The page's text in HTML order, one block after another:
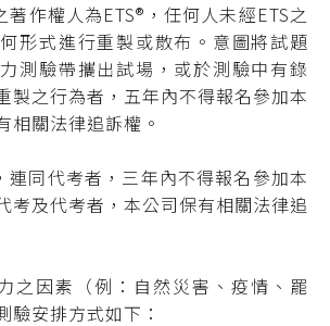
作權人為ETS®，任何人未經ETS之
形式進行重製或散布。意圖將試題
測驗帶攜出試場，或於測驗中有錄
製之行為者，五年內不得報名參加本
相關法律追訴權。
連同代考者，三年內不得報名參加本
考及代考者，本公司保有相關法律追
之因素（例：自然災害、疫情、罷
驗安排方式如下：